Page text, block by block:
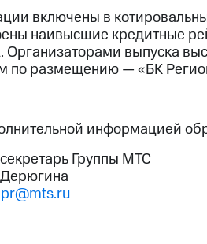
включены в
наивысшие кредитные
Организаторами выпуска
по размещению — «БК
информацией
Группы МТС
pr@mts.ru